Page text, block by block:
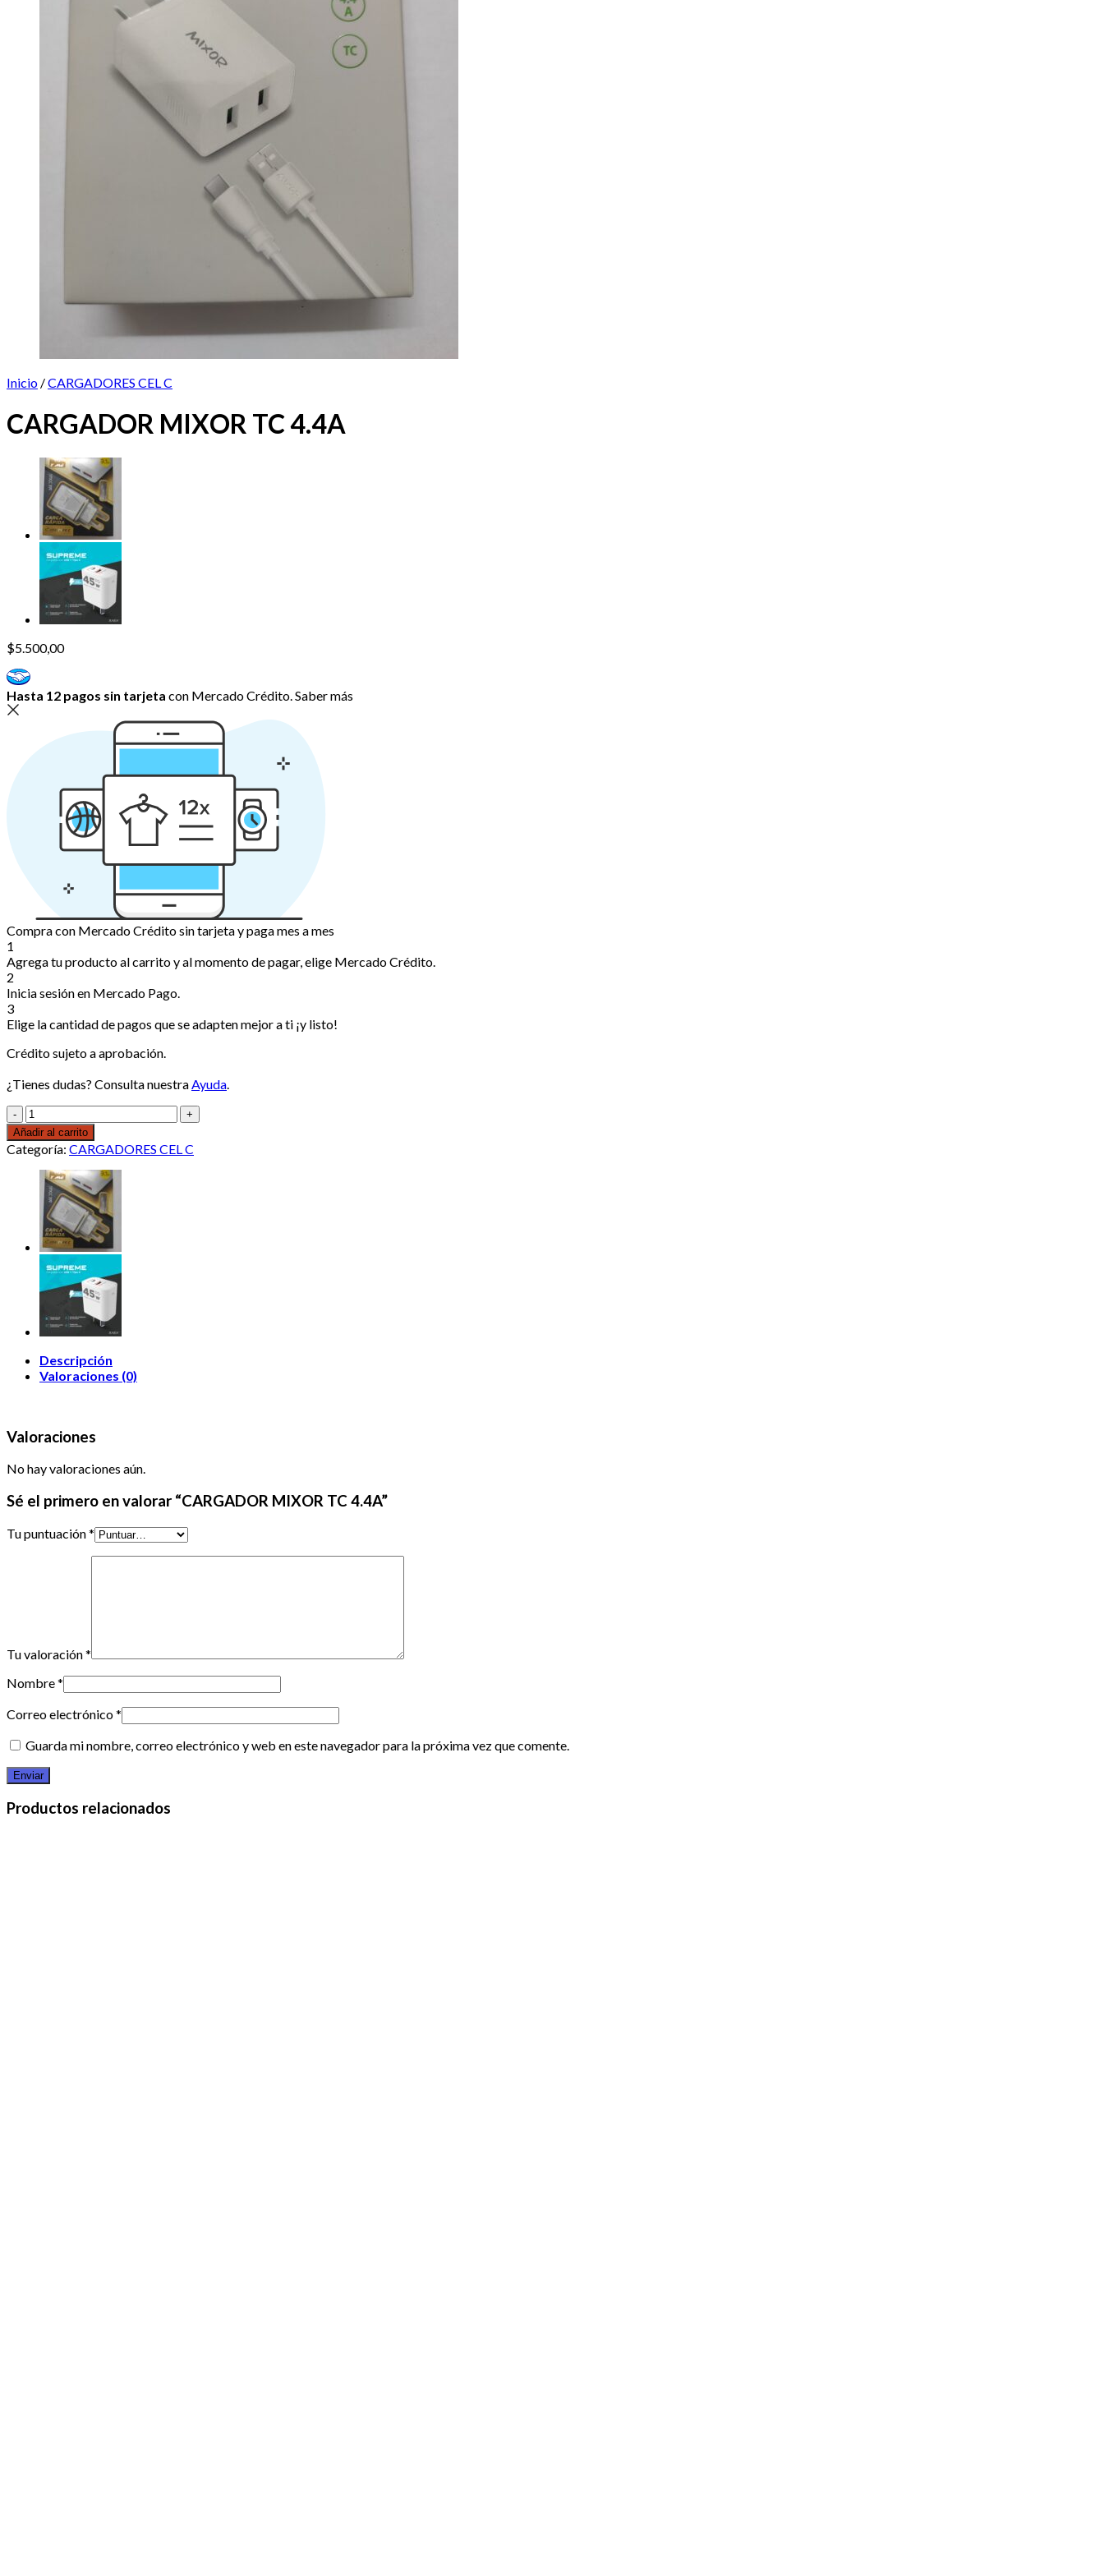
No hay productos en el carrito.
Inicio /CARGADORES CEL C
CARGADOR MIXOR TC 4.4A
$5.500,00
Hasta 12 pagos sin tarjeta con Mercado Crédito.Saber más
Compra con Mercado Crédito sin tarjeta y paga mes a mes
1
Agrega tu producto al carrito y al momento de pagar, elige Mercado Crédito.
2
Inicia sesión en Mercado Pago.
3
Elige la cantidad de pagos que se adapten mejor a ti ¡y listo!
Crédito sujeto a aprobación.
¿Tienes dudas? Consulta nuestraAyuda.
CARGADOR
MIXOR
TC
4.4A
cantidad
Añadir al carrito
Categoría: CARGADORES CEL C
Descripción
Valoraciones (0)
Valoraciones
No hay valoraciones aún.
Sé el primero en valorar “CARGADOR MIXOR TC 4.4A”
Tu puntuación*
Tu valoración*
Nombre*
Correo electrónico*
Guarda mi nombre, correo electrónico y web en este navegador para la próxima vez que comente.
Productos relacionados